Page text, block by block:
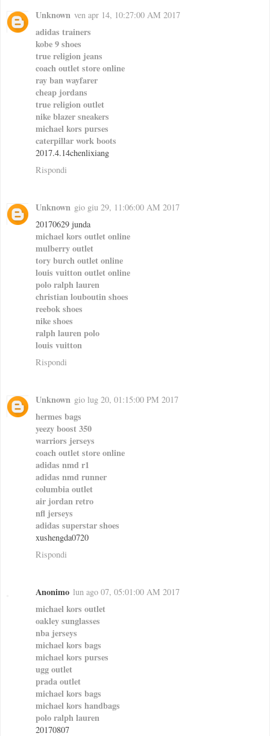
Unknown ven apr 14, 10:27:00 AM 2017
adidas trainers
kobe 9 shoes
true religion jeans
coach outlet store online
ray ban wayfarer
cheap jordans
true religion outlet
nike blazer sneakers
michael kors purses
caterpillar work boots
2017.4.14chenlixiang
Rispondi
Unknown gio giu 29, 11:06:00 AM 2017
20170629 junda
michael kors outlet online
mulberry outlet
tory burch outlet online
louis vuitton outlet online
polo ralph lauren
christian louboutin shoes
reebok shoes
nike shoes
ralph lauren polo
louis vuitton
Rispondi
Unknown gio lug 20, 01:15:00 PM 2017
hermes bags
yeezy boost 350
warriors jerseys
coach outlet store online
adidas nmd r1
adidas nmd runner
columbia outlet
air jordan retro
nfl jerseys
adidas superstar shoes
xushengda0720
Rispondi
Anonimo lun ago 07, 05:01:00 AM 2017
michael kors outlet
oakley sunglasses
nba jerseys
michael kors bags
michael kors purses
ugg outlet
prada outlet
michael kors bags
michael kors handbags
polo ralph lauren
20170807